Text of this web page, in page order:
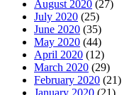
August 2020 (27)
July 2020 (25)
June 2020 (35)
May 2020 (44)
April 2020 (12)
March 2020 (29)
February 2020 (21)
January 2020 (21)